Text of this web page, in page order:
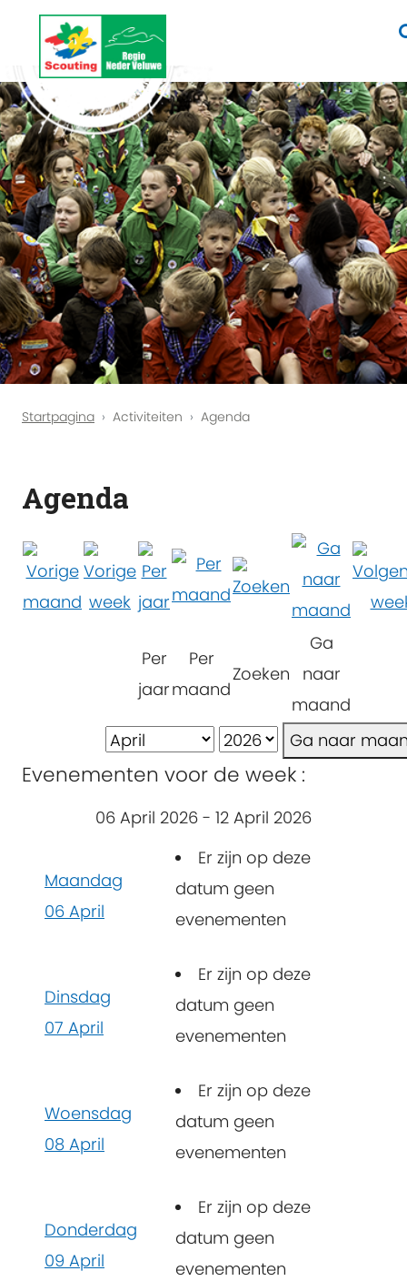
Startpagina Activiteiten Agenda
Agenda
Per
jaar
Per
maand
Zoeken
Ga
naar
maand
Ga naar
Evenementen voor de week :
06 April 2026 - 12 April 2026
Maandag
06 April
Er zijn op deze
datum geen
evenementen
Dinsdag
07 April
Er zijn op deze
datum geen
evenementen
Woensdag
08 April
Er zijn op deze
datum geen
evenementen
Donderdag
09 April
Er zijn op deze
datum geen
evenementen